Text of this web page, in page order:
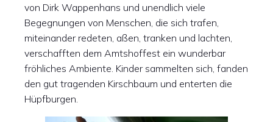
von Dirk Wappenhans und unendlich viele
Begegnungen von Menschen, die sich trafen,
miteinander redeten, aßen, tranken und lachten,
verschafften dem Amtshoffest ein wunderbar
fröhliches Ambiente. Kinder sammelten sich, fanden
den gut tragenden Kirschbaum und enterten die
Hüpfburgen.